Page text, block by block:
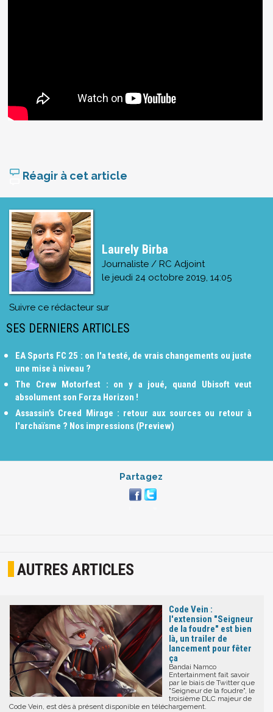
Réagir à cet article
Laurely Birba
Journaliste / RC Adjoint
le jeudi 24 octobre 2019, 14:05
Suivre ce rédacteur sur
SES DERNIERS ARTICLES
EA Sports FC 25 : on l'a testé, de vrais changements ou juste
une mise à niveau ?
The Crew Motorfest : on y a joué, quand Ubisoft veut
absolument son Forza Horizon !
Assassin’s Creed Mirage : retour aux sources ou retour à
l'archaïsme ? Nos impressions (Preview)
Partagez
AUTRES ARTICLES
Code Vein :
l'extension "Seigneur
de la foudre" est bien
là, un trailer de
lancement pour fêter
ça
Bandai Namco
Entertainment fait savoir
par le biais de Twitter que
"Seigneur de la foudre", le
troisième DLC majeur de
Code Vein, est dès à présent disponible en téléchargement.